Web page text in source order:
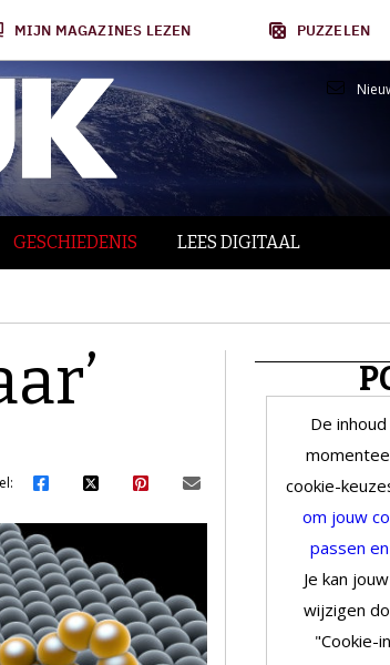
MIJN MAGAZINES LEZEN PUZZELEN
GESCHIEDENIS LEES DIGITAAL
De
cookie-
om jouw
passen
Je kan
wijzigen
"Cookie-